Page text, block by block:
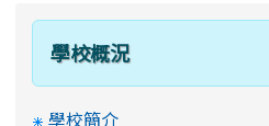
學校概況
學校簡介